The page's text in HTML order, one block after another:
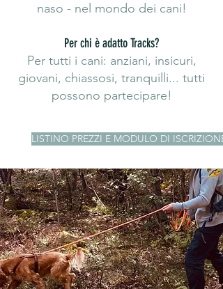
naso - nel mondo dei cani!
Per chi è adatto Tracks?
Per tutti i cani: anziani, insicuri,
giovani, chiassosi, tranquilli... tutti
possono partecipare!
LISTINO PREZZI E MODULO DI ISCRIZIONE